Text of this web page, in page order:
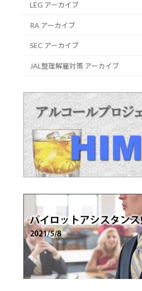
LEG アーカイブ
RA アーカイブ
SEC アーカイブ
JAL整理解雇対策 アーカイブ